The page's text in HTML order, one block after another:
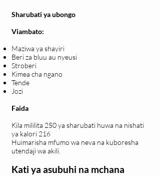
Sharubati ya ubongo
Viambato:
Maziwa ya shayiri
Beri za bluu au nyeusi
Stroberi
Kimea cha ngano
Tende
Jozi
Faida
Kila mililita 250 ya sharubati huwa na nishati
ya kalori 216
Huimarisha mfumo wa neva na kuboresha
utendaji wa akili.
Kati ya asubuhi na mchana